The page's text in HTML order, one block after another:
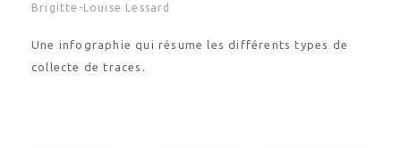
Brigitte-Louise Lessard
Une infographie qui résume les différents types de
collecte de traces.